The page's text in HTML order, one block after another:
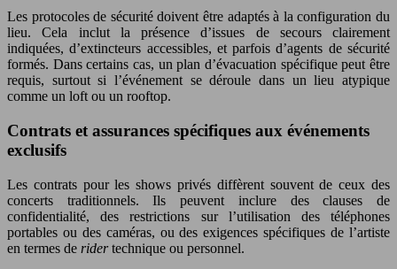
Les protocoles de sécurité doivent être adaptés à la configuration du
lieu. Cela inclut la présence d’issues de secours clairement
indiquées, d’extincteurs accessibles, et parfois d’agents de sécurité
formés. Dans certains cas, un plan d’évacuation spécifique peut être
requis, surtout si l’événement se déroule dans un lieu atypique
comme un loft ou un rooftop.
Contrats et assurances spécifiques aux événements
exclusifs
Les contrats pour les shows privés diffèrent souvent de ceux des
concerts traditionnels. Ils peuvent inclure des clauses de
confidentialité, des restrictions sur l’utilisation des téléphones
portables ou des caméras, ou des exigences spécifiques de l’artiste
en termes de ridertechnique ou personnel.